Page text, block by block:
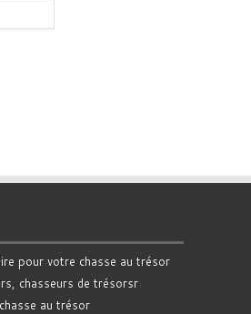
pour votre chasse au trésor
chasseurs de trésorsr
au trésor